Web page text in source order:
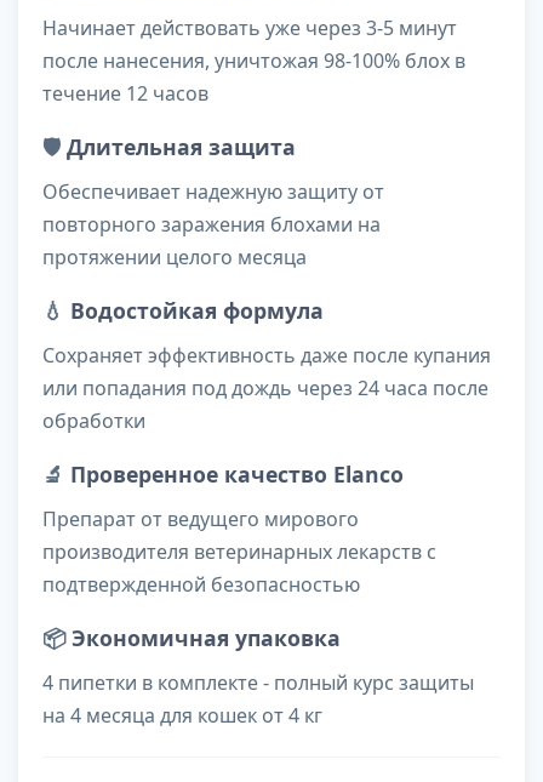
Начинает действовать уже через 3-5 минут
после нанесения, уничтожая 98-100% блох в
течение 12 часов
🛡️ Длительная защита
Обеспечивает надежную защиту от
повторного заражения блохами на
протяжении целого месяца
💧 Водостойкая формула
Сохраняет эффективность даже после купания
или попадания под дождь через 24 часа после
обработки
🔬 Проверенное качество Elanco
Препарат от ведущего мирового
производителя ветеринарных лекарств с
подтвержденной безопасностью
📦Экономичная упаковка
4 пипетки в комплекте - полный курс защиты
на 4 месяца для кошек от 4 кг